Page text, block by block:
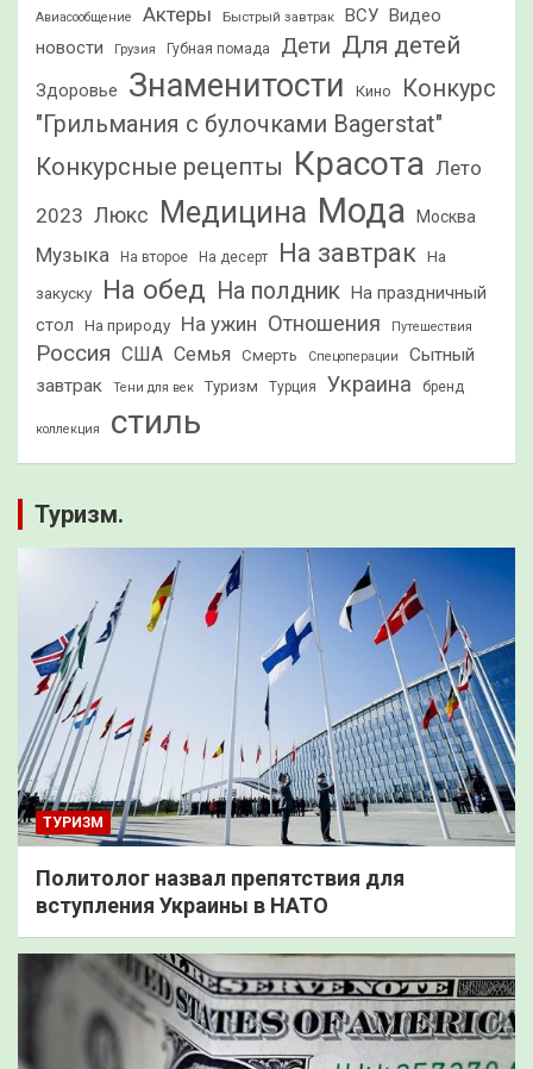
Авиасообщение Актеры Быстрый завтрак ВСУ Видео
новости
Грузия Губная помада Дети Для детей
Здоровье Знаменитости Кино
Конкурс
"Грильмания с булочками Bagerstat"
Конкурсные рецепты Красота Лето
2023 Люкс Медицина Мода Москва
Музыка На второе На десерт На завтрак На
закуску На обед На полдник На праздничный
стол
На природу На ужин Отношения Путешествия
Россия США Семья Смерть Спецоперации
Сытный
завтрак
Тени для век Туризм Турция Украина бренд
коллекция стиль
Туризм.
ТУРИЗМ
Политолог назвал препятствия для
вступления Украины в НАТО